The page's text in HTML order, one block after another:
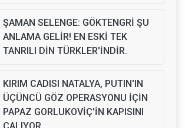
ŞAMAN SELENGE: GÖKTENGRİ ŞU
ANLAMA GELİR! EN ESKİ TEK
TANRILI DİN TÜRKLER'İNDİR.
KIRIM CADISI NATALYA, PUTIN'IN
ÜÇÜNCÜ GÖZ OPERASYONU İÇİN
PAPAZ GORLUKOVİÇ'İN KAPISINI